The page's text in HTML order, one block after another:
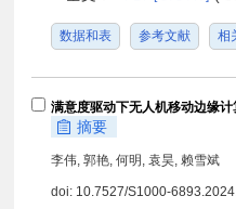
数据和表 参考文献 相
满意度驱动下无人机移动边缘
摘要
李伟, 郭艳, 何明, 袁昊, 赖雪斌
doi: 10.7527/S1000-